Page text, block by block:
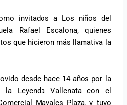
invitados a Los niños del
Rafael Escalona, quienes
que hicieron más llamativa la
desde hace 14 años por la
la Leyenda Vallenata con el
Mayales Plaza, y tuvo